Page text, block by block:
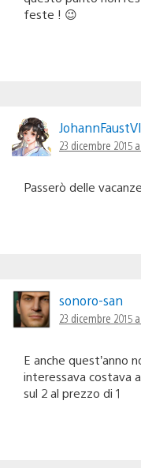
feste ! 😉
23 dicembre 2015
Passerò delle
sonoro-san
23 dicembre 2015
E anche quest’anno
interessava costava
sul 2 al prezzo di 1